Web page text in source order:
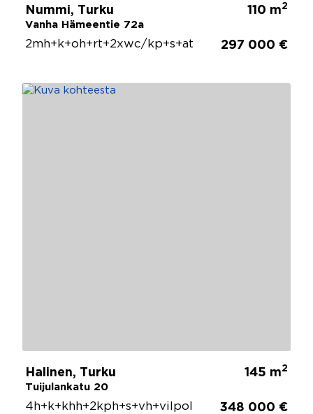
Nummi, Turku
Vanha Hämeentie 72a
110 m2
2mh+k+oh+rt+2xwc/kp+s+at 297 000 €
Halinen, Turku
Tuijulankatu 20
145 m2
4h+k+khh+2kph+s+vh+vilpol
348 000 €